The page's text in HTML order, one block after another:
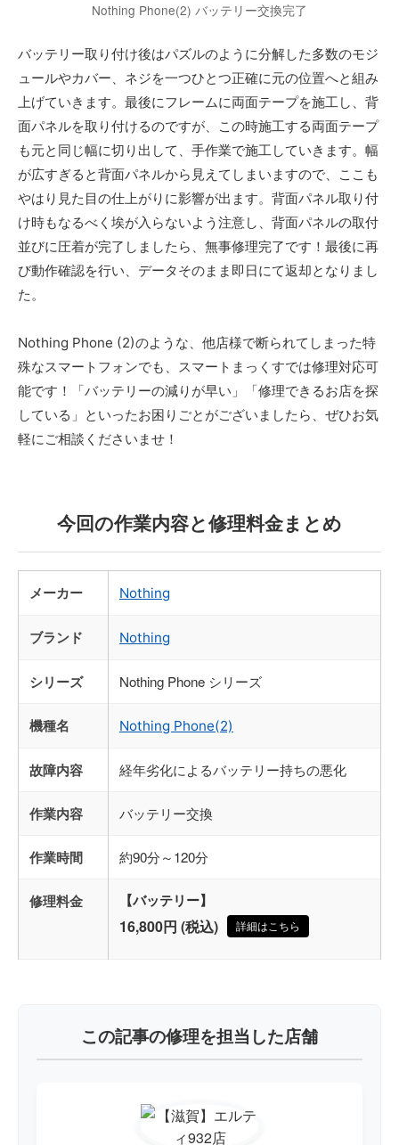
Nothing Phone(2) バッテリー交換完了
バッテリー取り付け後はパズルのように分解した多数のモジ
ュールやカバー、ネジを一つひとつ正確に元の位置へと組み
上げていきます。最後にフレームに両面テープを施工し、背
面パネルを取り付けるのですが、この時施工する両面テープ
も元と同じ幅に切り出して、手作業で施工していきます。幅
が広すぎると背面パネルから見えてしまいますので、ここも
やはり見た目の仕上がりに影響が出ます。背面パネル取り付
け時もなるべく埃が入らないよう注意し、背面パネルの取付
並びに圧着が完了しましたら、無事修理完了です！最後に再
び動作確認を行い、データそのまま即日にて返却となりまし
た。
Nothing Phone (2)のような、他店様で断られてしまった特
殊なスマートフォンでも、スマートまっくすでは修理対応可
能です！「バッテリーの減りが早い」「修理できるお店を探
している」といったお困りごとがございましたら、ぜひお気
軽にご相談くださいませ！
今回の作業内容と修理料金まとめ
メーカー Nothing
ブランド Nothing
シリーズ Nothing Phone シリーズ
機種名 Nothing Phone(2)
故障内容 経年劣化によるバッテリー持ちの悪化
作業内容 バッテリー交換
作業時間 約90分～120分
修理料金 【バッテリー】
16,800円 (税込) 詳細はこちら
この記事の修理を担当した店舗